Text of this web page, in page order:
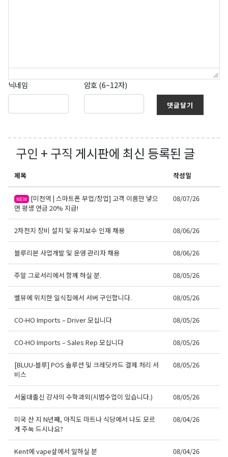
닉네임 암호 (6~12자)
댓글달기
구인 + 구직 게시판에 최신 등록된 글
제목 작성일
NEW [미전역 | 스마트폰 부업/창업] 고객 이름만 넣으
면 평생 연금 20% 지급!
08/07/26
2차전지 장비 설치 및 유지보수 인재 채용 08/06/26
블루리본 사업개발 및 운영 관리자 채용 08/06/26
주말 그로서리에서 함께 하실 분. 08/05/26
벨뷰에 위치한 일식집에서 서버 구인합니다. 08/05/26
CO-HO Imports – Driver 모십니다 08/05/26
CO-HO Imports – Sales Rep 모십니다 08/05/26
[BLUU-블루] POS 솔루션 및 크레딧카드 결제 처리 서
비스
08/05/26
서울대출신 강사의 수학과외(시범수업이 있습니다.) 08/05/26
미국 산 지 N년째, 아직도 마트나 식당에서 나도 모르
게 주눅 드시나요?
08/04/26
Kent에 vape샆에서 일하실 분 08/04/26